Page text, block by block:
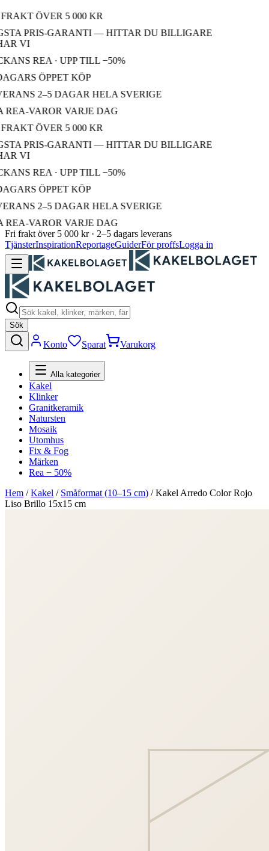
ÖVER 5 000 KR
PRIS-GARANTI — HITTAR DU BILLIGARE
VI
REA · UPP TILL −50%
ÖPPET KÖP
2–5 DAGAR HELA SVERIGE
VAROR VARJE DAG
ÖVER 5 000 KR
PRIS-GARANTI — HITTAR DU BILLIGARE
VI
REA · UPP TILL −50%
ÖPPET KÖP
2–5 DAGAR HELA SVERIGE
VAROR VARJE DAG
Fri frakt över 5 000 kr · 2–5 dagars leverans
TjänsterInspirationReportageGuiderFör proffsLogga in
Sök
Konto Sparat Varukorg
Alla kategorier
Kakel
Klinker
Granitkeramik
Natursten
Mosaik
Utomhus
Fix & Fog
Märken
Rea − 50%
Hem /Kakel / Småformat (10–15 cm) /Kakel Arredo Color Rojo
Liso Brillo 15x15 cm